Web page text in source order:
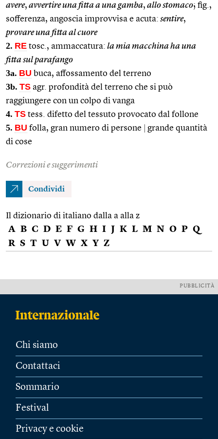
avere, avvertire una fitta a una gamba, allo stomaco; fig.,
sofferenza, angoscia improvvisa e acuta: sentire,
provare una fitta al cuore
2. RE tosc., ammaccatura: la mia macchina ha una
fitta sul parafango
3a. BU buca, affossamento del terreno
3b. TS agr. profondità del terreno che si può
raggiungere con un colpo di vanga
4. TS tess. difetto del tessuto provocato dal follone
5. BU folla, gran numero di persone
grande quantità
di cose
Correzioni e suggerimenti
Condividi
Il dizionario di italiano dalla a alla z
A B C D E F G H I J K L M N O P Q
R S T U V W X Y Z
PUBBLICITÀ
Chi siamo
Contattaci
Sommario
Festival
Privacy e cookie